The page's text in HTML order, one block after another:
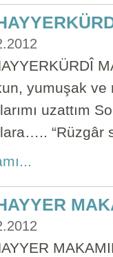
yumuşak ve
uzattım
“Rüzgâr